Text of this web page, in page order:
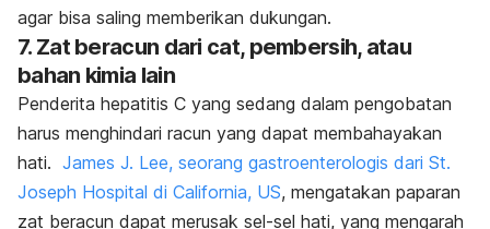
agar bisa saling memberikan dukungan.
7. Zat beracun dari cat, pembersih, atau
bahan kimia lain
Penderita hepatitis C yang sedang dalam pengobatan
harus menghindari racun yang dapat membahayakan
hati. James J. Lee, seorang gastroenterologis dari St.
Joseph Hospital di California, US, mengatakan paparan
zat beracun dapat merusak sel-sel hati, yang mengarah